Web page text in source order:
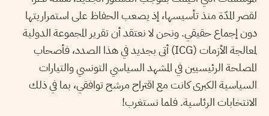
لقصر المدّة منذ تأسيسها، إذ يصعب الحفاظ على استمراريتها
دون إجماع حقيقي. ونحن لا نعتقد أن تقرير المجموعة الدولية
لمعالجة الأزمات (ICG) أتى بجديد في هذا الصدد، فأصحاب
المصلحة الرئيسيين في المشهد السياسي التونسي والتيارات
السياسية الكبرى كانت مع اقتراح مرشح توافقي، بما في ذلك
الانتخابات الرئاسية. فلما نستغرب!